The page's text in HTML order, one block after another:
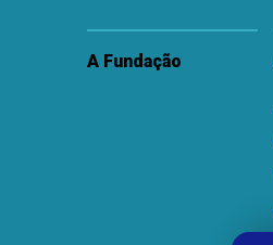
A Fundação